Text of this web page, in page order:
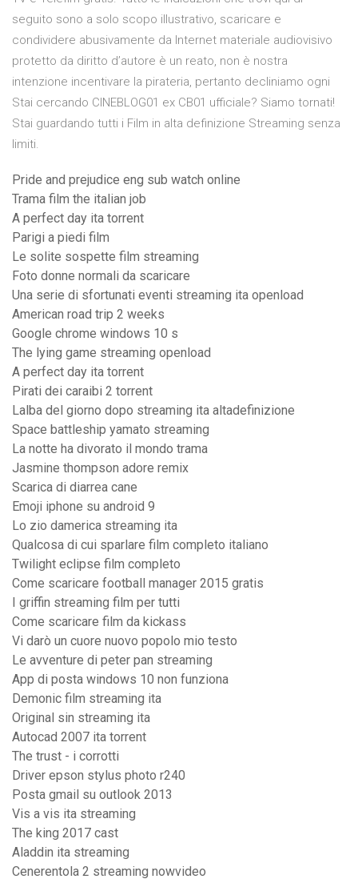
seguito sono a solo scopo illustrativo, scaricare e
condividere abusivamente da Internet materiale audiovisivo
protetto da diritto d’autore è un reato, non è nostra
intenzione incentivare la pirateria, pertanto decliniamo ogni
Stai cercando CINEBLOG01 ex CB01 ufficiale? Siamo tornati!
Stai guardando tutti i Film in alta definizione Streaming senza
limiti.
Pride and prejudice eng sub watch online
Trama film the italian job
A perfect day ita torrent
Parigi a piedi film
Le solite sospette film streaming
Foto donne normali da scaricare
Una serie di sfortunati eventi streaming ita openload
American road trip 2 weeks
Google chrome windows 10 s
The lying game streaming openload
A perfect day ita torrent
Pirati dei caraibi 2 torrent
Lalba del giorno dopo streaming ita altadefinizione
Space battleship yamato streaming
La notte ha divorato il mondo trama
Jasmine thompson adore remix
Scarica di diarrea cane
Emoji iphone su android 9
Lo zio damerica streaming ita
Qualcosa di cui sparlare film completo italiano
Twilight eclipse film completo
Come scaricare football manager 2015 gratis
I griffin streaming film per tutti
Come scaricare film da kickass
Vi darò un cuore nuovo popolo mio testo
Le avventure di peter pan streaming
App di posta windows 10 non funziona
Demonic film streaming ita
Original sin streaming ita
Autocad 2007 ita torrent
The trust - i corrotti
Driver epson stylus photo r240
Posta gmail su outlook 2013
Vis a vis ita streaming
The king 2017 cast
Aladdin ita streaming
Cenerentola 2 streaming nowvideo